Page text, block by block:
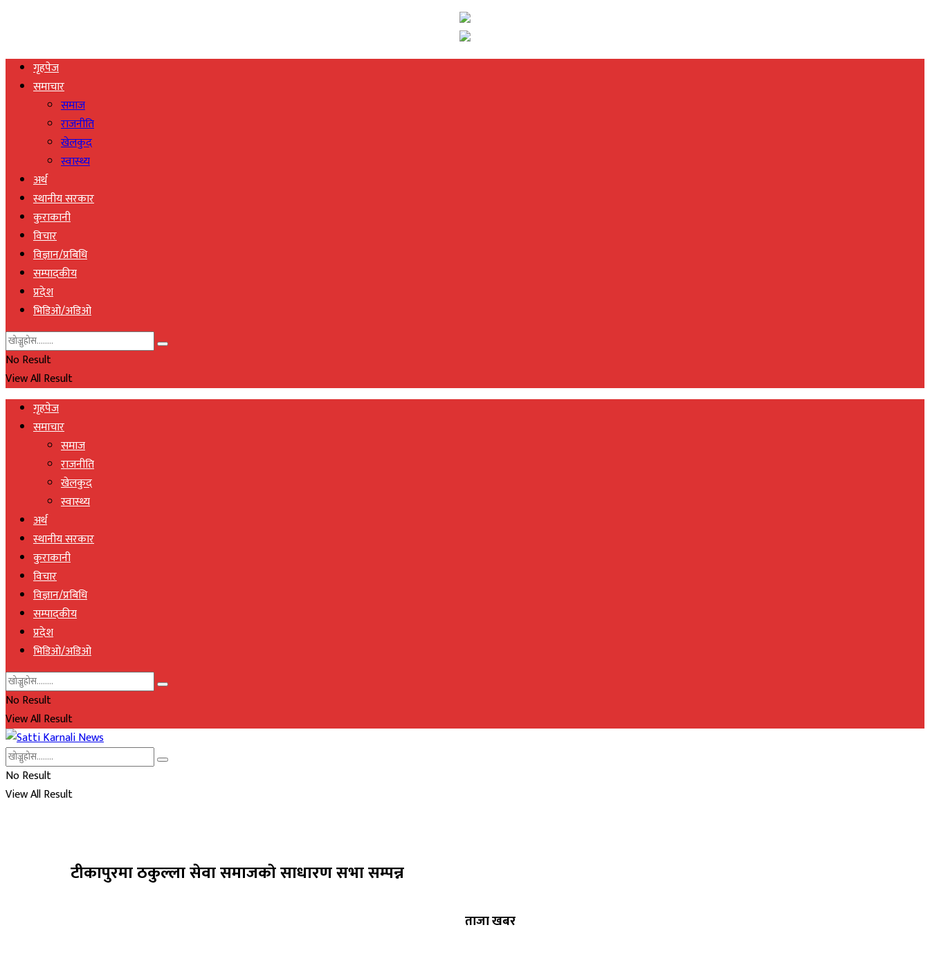
गृहपेज
समाचार
समाज
राजनीति
खेलकुद
स्वास्थ्य
अर्थ
स्थानीय सरकार
कुराकानी
विचार
विज्ञान/प्रबिधि
सम्पादकीय
प्रदेश
भिडिओ/अडिओ
No Result
View All Result
गृहपेज
समाचार
समाज
राजनीति
खेलकुद
स्वास्थ्य
अर्थ
स्थानीय सरकार
कुराकानी
विचार
विज्ञान/प्रबिधि
सम्पादकीय
प्रदेश
भिडिओ/अडिओ
No Result
View All Result
No Result
View All Result
टीकापुरमा ठकुल्ला सेवा समाजकाे साधारण सभा सम्पन्न
ताजा खबर